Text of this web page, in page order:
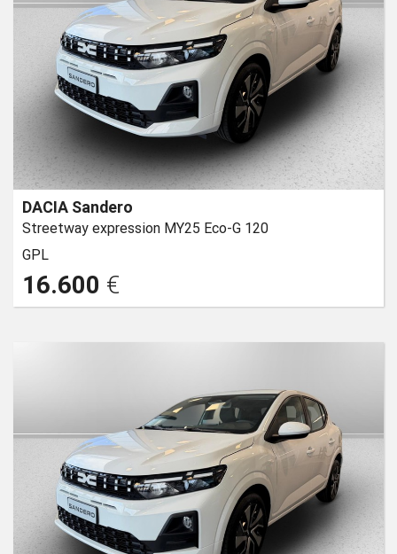
DACIA Sandero
Streetway expression MY25 Eco-G 120
GPL
16.600 €